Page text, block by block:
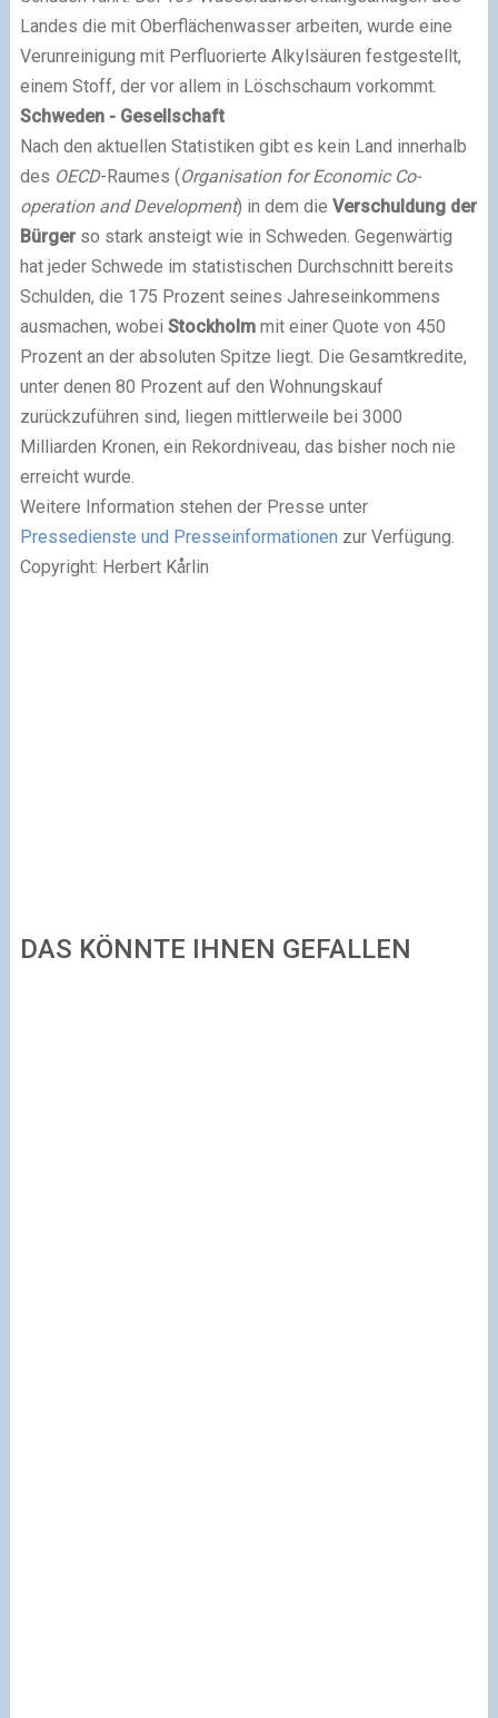
Landes die mit Oberflächenwasser arbeiten, wurde eine
Verunreinigung mit Perfluorierte Alkylsäuren festgestellt,
einem Stoff, der vor allem in Löschschaum vorkommt.
Schweden - Gesellschaft
Nach den aktuellen Statistiken gibt es kein Land innerhalb
des OECD-Raumes (Organisation for Economic Co-
operation and Development) in dem die Verschuldung der
Bürgerso stark ansteigt wie in Schweden. Gegenwärtig
hat jeder Schwede im statistischen Durchschnitt bereits
Schulden, die 175 Prozent seines Jahreseinkommens
ausmachen, wobei Stockholmmit einer Quote von 450
Prozent an der absoluten Spitze liegt. Die Gesamtkredite,
unter denen 80 Prozent auf den Wohnungskauf
zurückzuführen sind, liegen mittlerweile bei 3000
Milliarden Kronen, ein Rekordniveau, das bisher noch nie
erreicht wurde.
Weitere Information stehen der Presse unter
Pressedienste und Presseinformationen zur Verfügung.
Copyright: Herbert Kårlin
DAS KÖNNTE IHNEN GEFALLEN